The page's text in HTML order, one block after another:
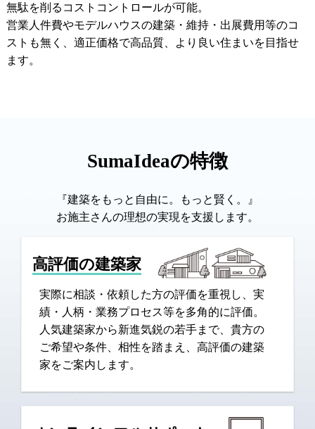
無駄を削るコストコントロールが可能。
営業人件費やモデルハウスの建築・維持・出展費用等のコ
ストも無く、適正価格で高品質、より良い住まいを目指せ
ます。
SumaIdeaの特徴
『建築をもっと自由に。もっと賢く。』
お施主さんの理想の実現を支援します。
高評価の建築家
実際に相談・依頼した方の評価を重視し、実
績・人柄・業務プロセス等を多角的に評価。
人気建築家から新進気鋭の若手まで、貴方の
ご希望や条件、相性を踏まえ、高評価の建築
家をご案内します。